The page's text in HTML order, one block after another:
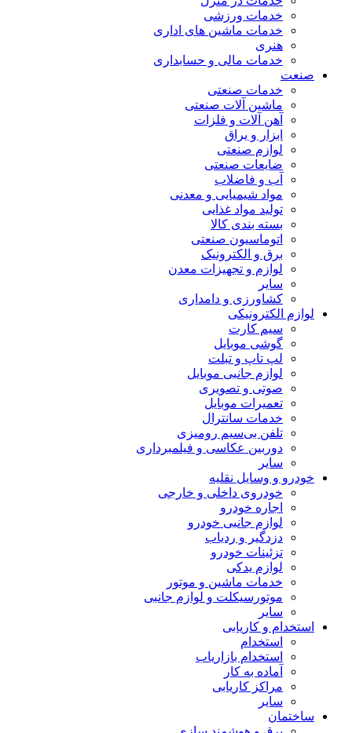
خدمات ورزشی
خدمات ماشین های اداری
هنری
خدمات مالی و حسابداری
صنعت
خدمات صنعتی
ماشین آلات صنعتی
آهن آلات و فلزات
ابزار و یراق
لوازم صنعتی
ضایعات صنعتی
آب و فاضلاب
مواد شیمیایی و معدنی
تولید مواد غذایی
بسته بندی کالا
اتوماسیون صنعتی
برق و الکترونیک
لوازم و تجهیزات معدن
سایر
کشاورزی و دامداری
لوازم الکترونیکی
سیم کارت
گوشی موبایل
لپ تاپ و تبلت
لوازم جانبی موبایل
صوتی و تصویری
تعمیرات موبایل
خدمات سانترال
تلفن بی‌سیم رومیزی
دوربین عکاسی و فیلمبرداری
سایر
خودرو و وسایل نقلیه
خودروی داخلی و خارجی
اجاره خودرو
لوازم جانبی خودرو
دزدگیر و ردیاب
تزئینات خودرو
لوازم یدکی
خدمات ماشین و موتور
موتورسیکلت و لوازم جانبی
سایر
استخدام و کاریابی
استخدام
استخدام بازاریاب
آماده به کار
مراکز کاریابی
سایر
ساختمان